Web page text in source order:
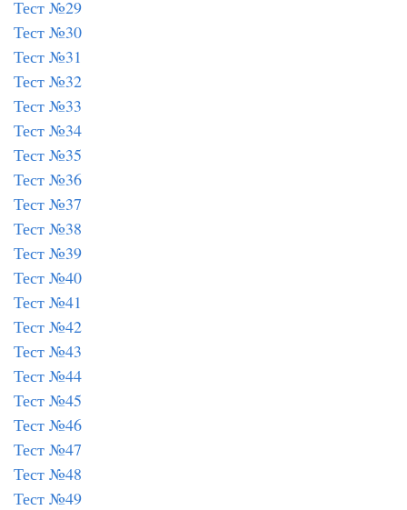
Тест №29
Тест №30
Тест №31
Тест №32
Тест №33
Тест №34
Тест №35
Тест №36
Тест №37
Тест №38
Тест №39
Тест №40
Тест №41
Тест №42
Тест №43
Тест №44
Тест №45
Тест №46
Тест №47
Тест №48
Тест №49